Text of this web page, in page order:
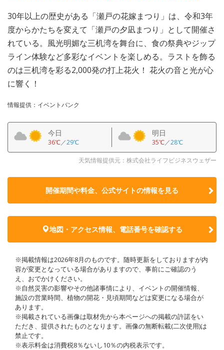
30年以上の歴史がある「瀬戸の花嫁まつり」は、令和3年
度からかたちを変えて「瀬戸の夕凪まつり」として開催さ
れている。風光明媚な三机湾を舞台に、食の祭典やジップ
ライン体験など多彩なイベントを楽しめる。ラストを飾る
のは三机湾を彩る2,000発の打上花火！ 花火の音と光が心
に響く！
情報提供：イベントバンク
今日
36℃／29℃
明日
35℃／28℃
天気情報提供元：株式会社ライフビジネスウェザー
開催期間や料金、公式サイトの情報を見る
地図・アクセス情報、電話番号を確認する
※掲載情報は2026年8月のものです。随時更新をしておりますが内
容が変更となっている場合がありますので、事前にご確認のう
え、おでかけください。
※自然災害の影響やその他諸事情により、イベントの開催情報、
施設の営業時間、植物の開花・見頃期間などは変更になる場合が
あります。
※掲載されている画像は取材先から本ページへの掲載の許諾をい
ただき、提供されたものとなります。画像の無断転載(二次使用)は
禁止です。
※表示料金は消費税8％ないし10％の内税表示です。